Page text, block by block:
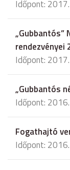
Időpont:
„Gubbantós”
rendezvényei
Időpont:
„Gubbantós
Időpont:
Fogathajtó
Időpont: 2016.